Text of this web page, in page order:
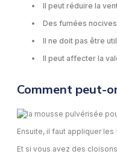
Il peut réduire la
Des fumées
Il ne doit pas être
Il peut affecter la
Comment peut-
Ensuite, il faut appliquer
Et si vous avez des